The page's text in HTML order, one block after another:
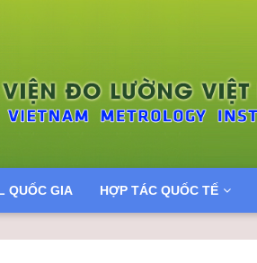
QUỐC GIA HỢP TÁC QUỐC TẾ